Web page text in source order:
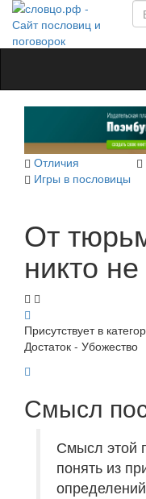
Отличия
Игры в пословицы
От
никто
Присутствует в
Достаток - Убожество
Смысл
Смысл этой
понять из